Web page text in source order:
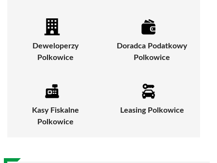
Deweloperzy
Polkowice
Doradca Podatkowy
Polkowice
Kasy Fiskalne
Polkowice
Leasing Polkowice